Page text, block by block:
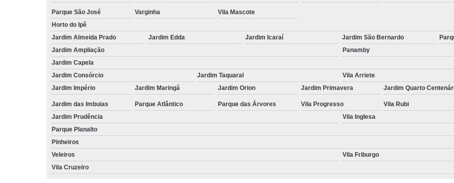
Parque São José Varginha
Vila Mascote
Horto do Ipê
Jardim Almeida Prado
Jardim Edda Jardim Icaraí Jardim São Bernardo
Jardim Ampliação
Panamby
Jardim Capela
Jardim Consórcio
Jardim Taquaral Vila Arriete
Jardim Império
Jardim Maringá Jardim Orion Jardim Primavera Jardim Quarto
Jardim das Imbuias Parque Atlântico Parque das Árvores Vila Progresso Vila Rubi
Jardim Prudência
Vila Inglesa
Parque Planalto
Pinheiros
Veleiros
Vila Friburgo
Vila Cruzeiro